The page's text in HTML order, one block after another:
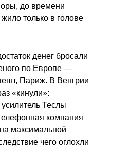
до времени
только в голове
денег бросали
по Европе —
Париж. В Венгрии
«кинули»:
Теслы
компания
максимальной
чего оглохли